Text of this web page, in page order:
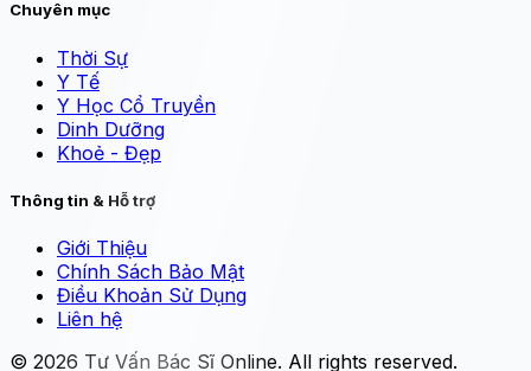
Chuyên mục
Thời Sự
Y Tế
Y Học Cổ Truyền
Dinh Dưỡng
Khoẻ - Đẹp
Thông tin & Hỗ trợ
Giới Thiệu
Chính Sách Bảo Mật
Điều Khoản Sử Dụng
Liên hệ
© 2026 Tư Vấn Bác Sĩ Online. All rights reserved.